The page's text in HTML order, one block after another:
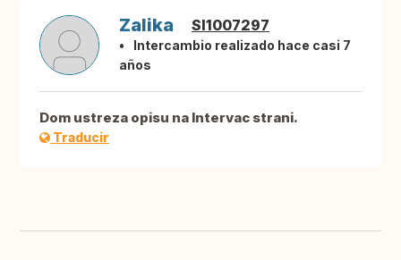
Zalika SI1007297
Intercambio realizado hace casi 7
años
Dom ustreza opisu na Intervac strani.
Traducir